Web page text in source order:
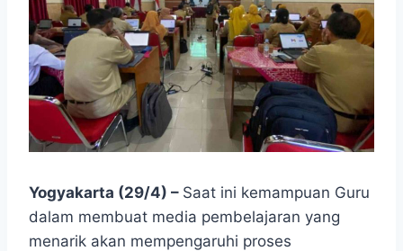
Yogyakarta (29/4) – Saat ini kemampuan Guru
dalam membuat media pembelajaran yang
menarik akan mempengaruhi proses